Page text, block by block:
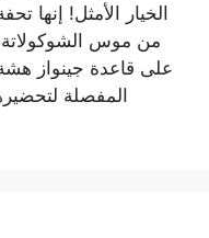
الخيار الأمثل! إنها
من موس الشوكولاتة
على قاعدة جينواز
المفصلة